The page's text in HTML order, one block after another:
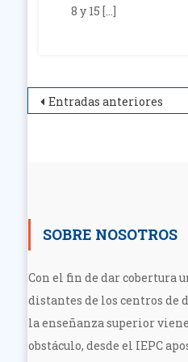
8 y 15 […]
Navegación
Entradas anteriores
SOBRE NOSOTROS
Con el fin de dar
distantes de los centros de
la enseñanza superior
obstáculo, desde el IEPC